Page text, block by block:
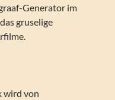
Generator im
gruselige
wird von